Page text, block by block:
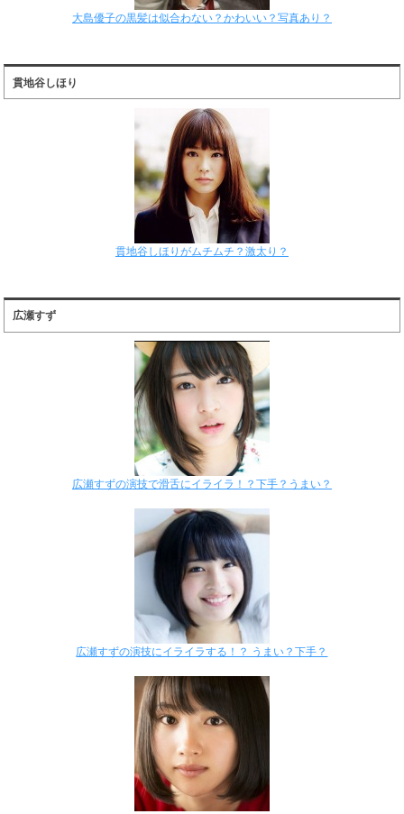
大島優子の黒髪は似合わない？かわいい？写真あり？
貫地谷しほり
貫地谷しほりがムチムチ？激太り？
広瀬すず
広瀬すずの演技で滑舌にイライラ！？下手？うまい？
広瀬すずの演技にイライラする！？ うまい？下手？